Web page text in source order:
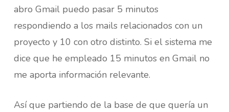
abro Gmail puedo pasar 5 minutos
respondiendo a los mails relacionados con un
proyecto y 10 con otro distinto. Si el sistema me
dice que he empleado 15 minutos en Gmail no
me aporta información relevante.
Así que partiendo de la base de que quería un